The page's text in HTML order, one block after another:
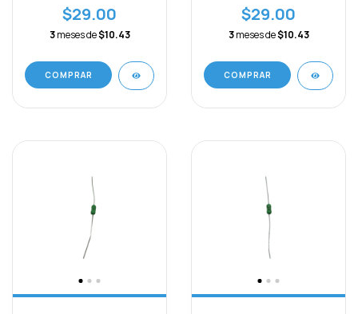
$29.00
3 meses de$10.43
$29.00
3 meses de$10.43